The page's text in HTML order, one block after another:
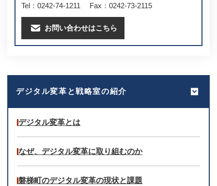
Tel：0242-74-1211
Fax：0242-73-2115
お問い合わせはこちら
デジタル変革と戦略室の紹介
デジタル変革とは
なぜ、デジタル変革に取り組むのか
磐梯町のデジタル変革の現状と課題